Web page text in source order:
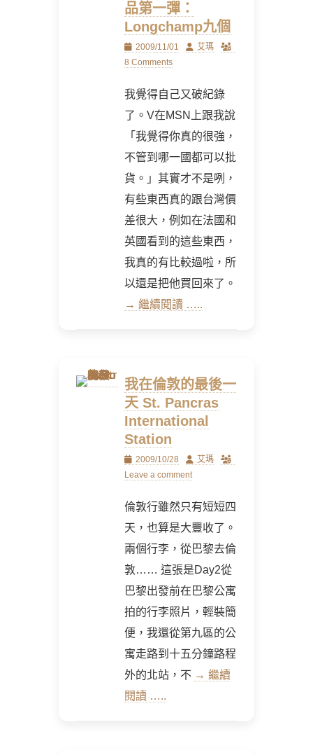
品第一彈：
Longchamp九個
Posted
on
2009/11/01 Author
艾瑪
8 Comments
我覺得自己又破紀錄
了。V在MSN上跟我說
「我覺得你真的很強，
不管到哪一國都可以批
貨。」其實才不是咧，
有些東西真的跟台灣價
差很大，例如在法國和
英國看到的這些東西，
我真的有比較過啦，所
以還是把他買回來了。
→ 繼續閱讀 …..
我在倫敦的最後一
天 St. Pancras
International
Station
Posted
on
2009/10/28 Author
艾瑪
Leave a comment
倫敦行雖然只有短短四
天，也算是大豐收了。
兩個行李，從巴黎去倫
敦…… 這張是Day2從
巴黎出發前在巴黎公寓
拍的行李照片，輕裝簡
便，我還從第九區的公
寓走路到十五分鐘路程
外的北站，不 → 繼續
閱讀 …..